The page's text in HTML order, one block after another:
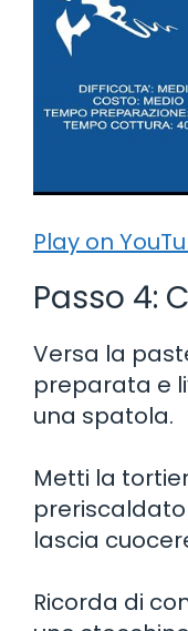
Play on
Passo 4:
Versa la
preparata e
una spatola.
Metti la
preriscaldato
lascia
Ricorda di